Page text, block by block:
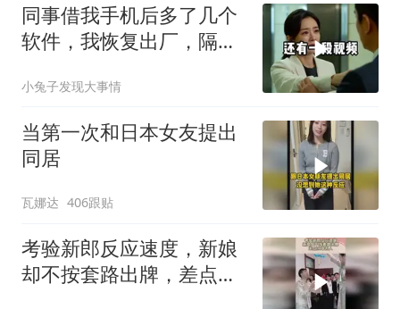
同事借我手机后多了几个
软件，我恢复出厂，隔壁
小兔子发现大事情
当第一次和日本女友提出
同居
瓦娜达 406跟贴
考验新郎反应速度，新娘
却不按套路出牌，差点当